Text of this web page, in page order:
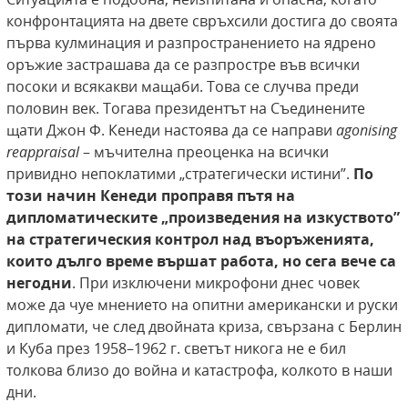
конфронтацията на двете свръхсили достига до своята
първа кулминация и разпространението на ядрено
оръжие застрашава да се разпростре във всички
посоки и всякакви мащаби. Това се случва преди
половин век. Тогава президентът на Съединените
щати Джон Ф. Кенеди настоява да се направи agonising
reappraisal– мъчителна преоценка на всички
привидно непоклатими „стратегически истини”. По
този начин Кенеди проправя пътя на
дипломатическите „произведения на изкуството”
на стратегическия контрол над въоръженията,
които дълго време вършат работа, но сега вече са
негодни. При изключени микрофони днес човек
може да чуе мнението на опитни американски и руски
дипломати, че след двойната криза, свързана с Берлин
и Куба през 1958–1962 г. светът никога не е бил
толкова близо до война и катастрофа, колкото в наши
дни.